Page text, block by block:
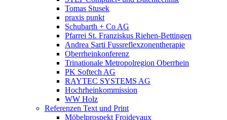
Tomas Stusek
praxis punkt
Schubarth + Co AG
Pfarrei St. Franziskus Riehen-Bettingen
Andrea Sarti Fussreflexzonentherapie
Oberrheinkonferenz
Trinationale Metropolregion Oberrhein
PK Softech AG
RAYTEC SYSTEMS AG
Hochrheinkommission
WW Holz
Referenzen Text und Print
Möbelprospekt Froidevaux